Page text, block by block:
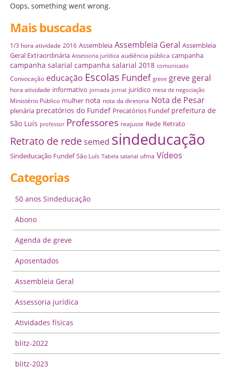
Oops, something went wrong.
Mais buscadas
1/3 hora atividade 2016 Assembleia Assembleia Geral Assembleia
Geral Extraordinária Assessoria jurídica audiência pública campanha
campanha salarial campanha salarial 2018 comunicado
Convocação educação Escolas Fundef greve greve geral
hora atividade informativo jornada jornal juridico mesa de negociação
Ministério Público mulher nota nota da diretoria Nota de Pesar
plenária precatórios do Fundef Precatórios Fundef prefeitura de
São Luís professor Professores reajuste Rede Retrato
Retrato de redesemed sindeducação
Sindeducação Fundef São Luís Tabela salarial ufma Vídeos
Categorias
50 anos Sindeducação
Abono
Agenda de greve
Aposentados
Assembleia Geral
Assessoria jurídica
Atividades físicas
blitz-2022
blitz-2023